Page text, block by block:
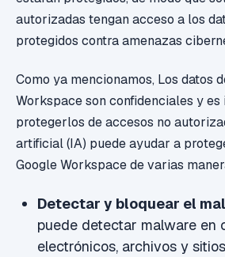
autorizadas tengan acceso a los
protegidos contra amenazas
Como ya mencionamos, Los datos
Workspace son confidenciales y
protegerlos de accesos no
artificial (IA) puede ayudar a
Google Workspace de varias
Detectar y bloquear el
puede detectar malware en
electrónicos, archivos y